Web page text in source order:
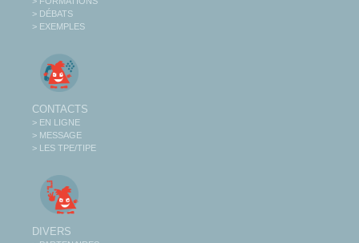
> DÉBATS
> EXEMPLES
CONTACTS
> EN LIGNE
> MESSAGE
> LES TPE/TIPE
DIVERS